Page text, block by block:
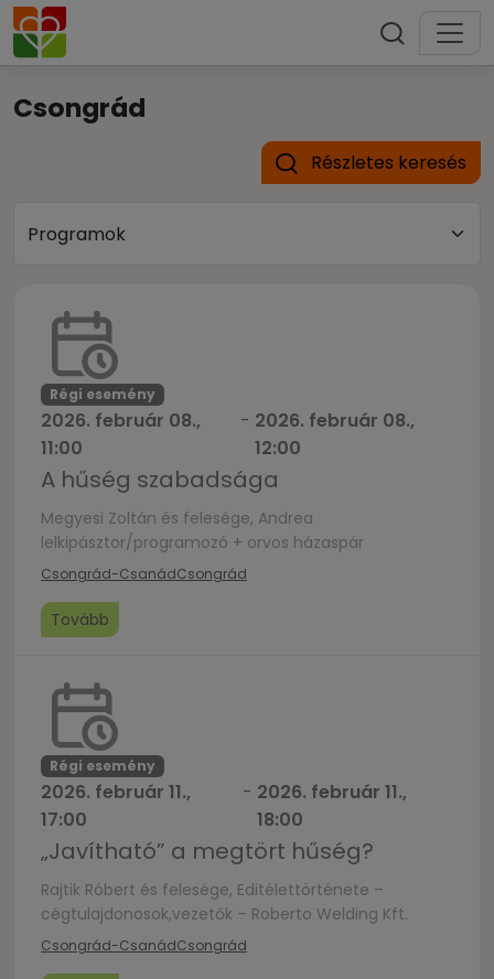
Csongrád
Részletes keresés
Régi esemény
2026. február 08.,
11:00
- 2026. február 08.,
12:00
A hűség szabadsága
Megyesi Zoltán és felesége, Andrea
lelkipásztor/programozó + orvos házaspár
Csongrád-CsanádCsongrád
Tovább
Régi esemény
2026. február 11.,
17:00
- 2026. február 11.,
18:00
„Javítható” a megtört hűség?
Rajtik Róbert és felesége, Editélettörténete –
cégtulajdonosok,vezetők – Roberto Welding Kft.
Csongrád-CsanádCsongrád